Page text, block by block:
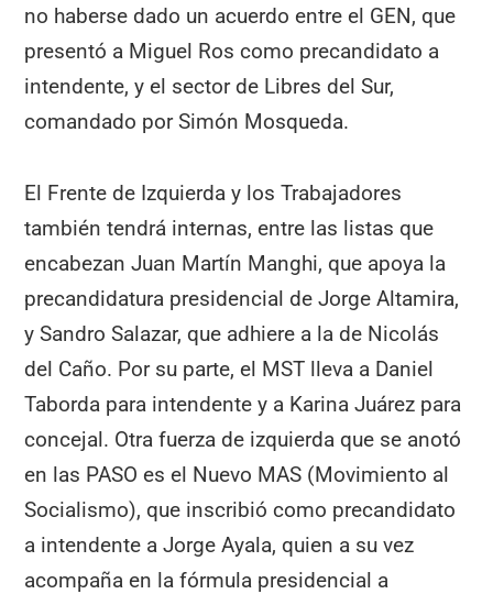
no haberse dado un acuerdo entre el GEN, que
presentó a Miguel Ros como precandidato a
intendente, y el sector de Libres del Sur,
comandado por Simón Mosqueda.
El Frente de Izquierda y los Trabajadores
también tendrá internas, entre las listas que
encabezan Juan Martín Manghi, que apoya la
precandidatura presidencial de Jorge Altamira,
y Sandro Salazar, que adhiere a la de Nicolás
del Caño. Por su parte, el MST lleva a Daniel
Taborda para intendente y a Karina Juárez para
concejal. Otra fuerza de izquierda que se anotó
en las PASO es el Nuevo MAS (Movimiento al
Socialismo), que inscribió como precandidato
a intendente a Jorge Ayala, quien a su vez
acompaña en la fórmula presidencial a